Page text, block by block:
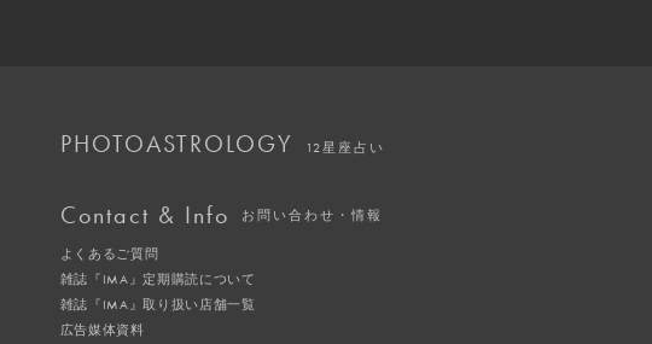
PHOTOASTROLOGY 12星座占い
Contact & Info お問い合わせ・情報
よくあるご質問
雑誌『IMA』定期購読について
雑誌『IMA』取り扱い店舗一覧
広告媒体資料